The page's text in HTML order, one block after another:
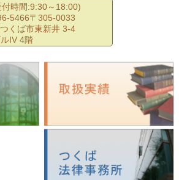
時間:9:30～18:00)
5466〒305-0033
くば市東新井 3-4
IV 4階